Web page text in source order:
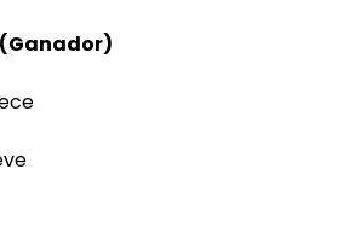
(Ganador)